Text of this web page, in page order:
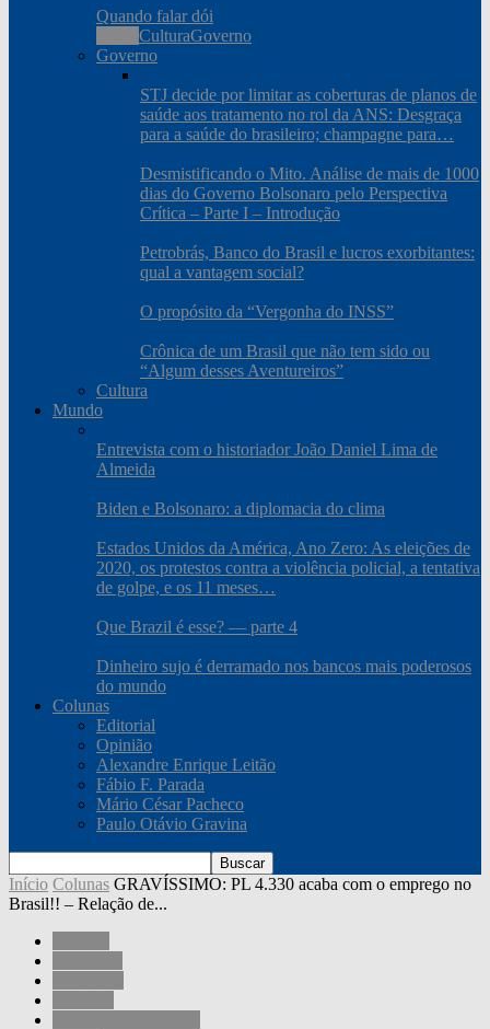
Quando falar dói
CulturaGoverno
Governo
STJ decide por limitar as coberturas de planos de
saúde aos tratamento no rol da ANS: Desgraça
para a saúde do brasileiro; champagne para…
Desmistificando o Mito. Análise de mais de 1000
dias do Governo Bolsonaro pelo Perspectiva
Crítica – Parte I – Introdução
Petrobrás, Banco do Brasil e lucros exorbitantes:
qual a vantagem social?
O propósito da “Vergonha do INSS”
Crônica de um Brasil que não tem sido ou
“Algum desses Aventureiros”
Cultura
Mundo
Entrevista com o historiador João Daniel Lima de
Almeida
Biden e Bolsonaro: a diplomacia do clima
Estados Unidos da América, Ano Zero: As eleições de
2020, os protestos contra a violência policial, a tentativa
de golpe, e os 11 meses…
Que Brazil é esse? — parte 4
Dinheiro sujo é derramado nos bancos mais poderosos
do mundo
Colunas
Editorial
Opinião
Alexandre Enrique Leitão
Fábio F. Parada
Mário César Pacheco
Paulo Otávio Gravina
Início Colunas GRAVÍSSIMO: PL 4.330 acaba com o emprego no
Brasil!! – Relação de...